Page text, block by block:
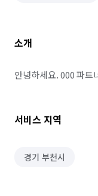
소개
안녕하세요. 000 파트
서비스 지역
경기 부천시